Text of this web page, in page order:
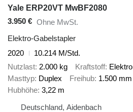
Yale ERP20VT MwBF2080
3.950 € Ohne MwSt.
Elektro-Gabelstapler
2020
10.214 M/Std.
Nutzlast 2.000 kg Kraftstoff Elektro
Masttyp Duplex Freihub 1.500 mm
Hubhöhe 3,22 m
Deutschland, Aidenbach